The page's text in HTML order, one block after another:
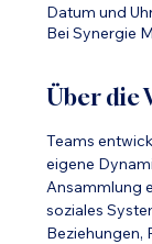
Datum und
Bei Synergie
Über die
Teams
eigene
Ansammlung
soziales
Beziehungen,